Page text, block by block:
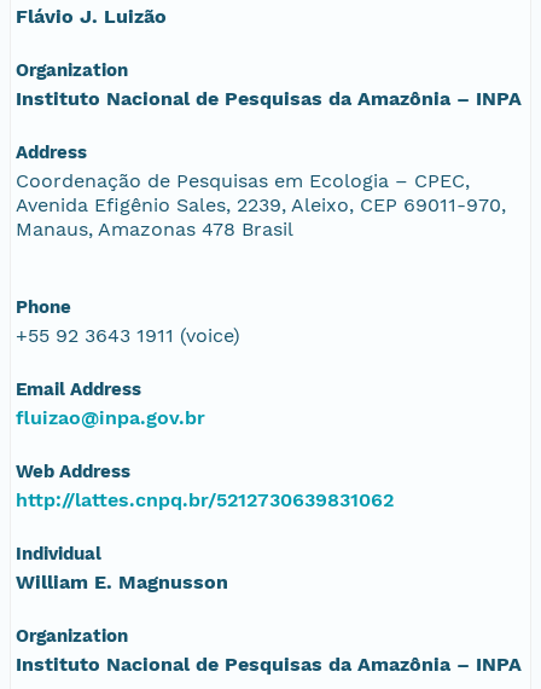
Flávio J. Luizão
Organization
Instituto Nacional de Pesquisas da Amazônia – INPA
Address
Coordenação de Pesquisas em Ecologia – CPEC,
Avenida Efigênio Sales, 2239, Aleixo, CEP 69011-970,
Manaus, Amazonas 478 Brasil
Phone
+55 92 3643 1911 (voice)
Email Address
fluizao@inpa.gov.br
Web Address
http://lattes.cnpq.br/5212730639831062
Individual
William E. Magnusson
Organization
Instituto Nacional de Pesquisas da Amazônia – INPA